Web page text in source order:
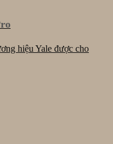
hiệu Yale được cho